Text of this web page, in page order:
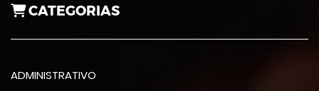
CATEGORIAS
ADMINISTRATIVO